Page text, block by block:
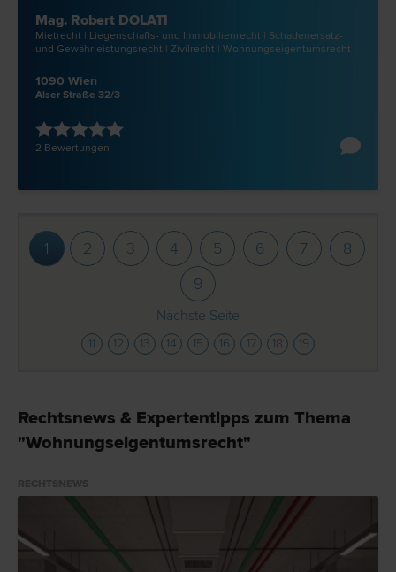
Mag. Robert DOLATI
Miet­recht | Liegenschafts- und Immobilien­recht | Schadenersatz-
und Gewährleistungs­recht | Zivil­recht | Wohnungseigentums­recht
1090 Wien
Alser Straße 32/3
2 Bewertungen
1 2 3 4 5 6 7
8
9
Nächste Seite
11 12 13 14 15 16 17 18 19
Rechtsnews & Expertentipps zum Thema
"Wohnungseigentumsrecht"